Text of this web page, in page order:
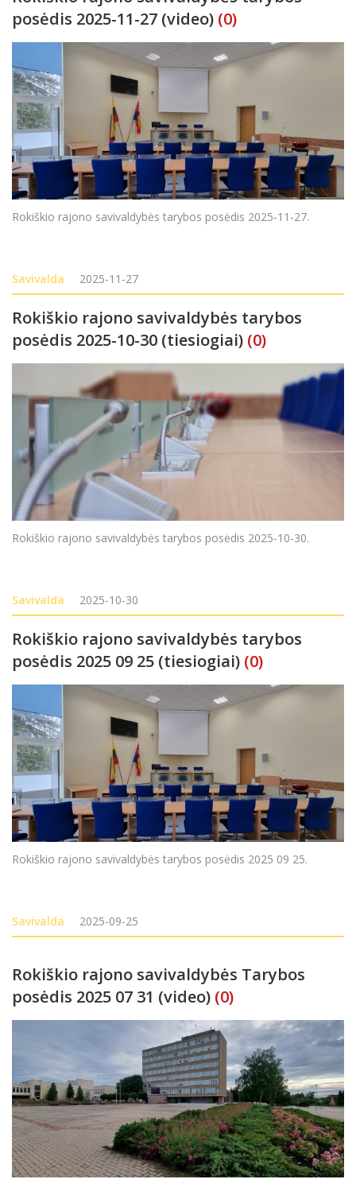
posėdis 2025-11-27 (video) (0)
Rokiškio rajono savivaldybės tarybos posėdis 2025-11-27.
Savivalda 2025-11-27
Rokiškio rajono savivaldybės tarybos
posėdis 2025-10-30 (tiesiogiai) (0)
Rokiškio rajono savivaldybės tarybos posėdis 2025-10-30.
Savivalda 2025-10-30
Rokiškio rajono savivaldybės tarybos
posėdis 2025 09 25 (tiesiogiai) (0)
Rokiškio rajono savivaldybės tarybos posėdis 2025 09 25.
Savivalda 2025-09-25
Rokiškio rajono savivaldybės Tarybos
posėdis 2025 07 31 (video) (0)